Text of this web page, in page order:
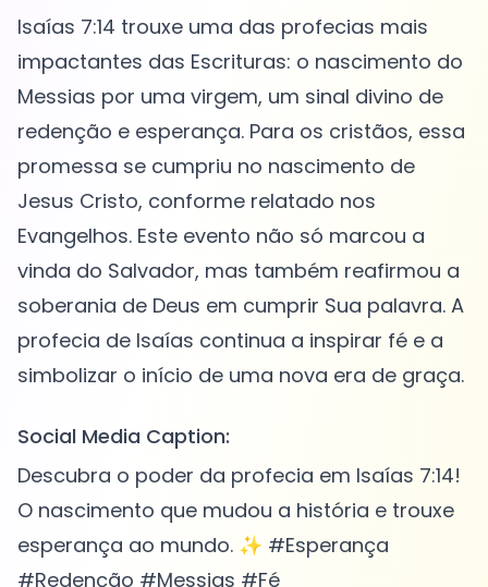
Isaías 7:14 trouxe uma das profecias mais
impactantes das Escrituras: o nascimento do
Messias por uma virgem, um sinal divino de
redenção e esperança. Para os cristãos, essa
promessa se cumpriu no nascimento de
Jesus Cristo, conforme relatado nos
Evangelhos. Este evento não só marcou a
vinda do Salvador, mas também reafirmou a
soberania de Deus em cumprir Sua palavra. A
profecia de Isaías continua a inspirar fé e a
Social Media Caption:
Descubra o poder da profecia em Isaías 7:14!
O nascimento que mudou a história e trouxe
esperança ao mundo. ✨ #Esperança
#Redenção #Messias #Fé